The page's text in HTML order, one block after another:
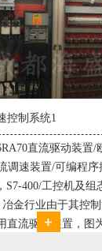
塑料机械
典型的塑
丹佛斯变
仪表，
200， 工
Protool